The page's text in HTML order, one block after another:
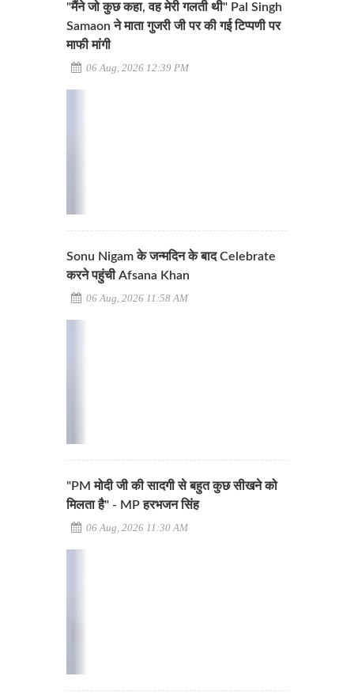
"मैंने जो कुछ कहा, वह मेरी गलती थी" Pal Singh
Samaon ने माता गुजरी जी पर की गई टिप्पणी पर
माफी मांगी
06 Aug, 2026 12:39 PM
Sonu Nigam के जन्मदिन के बाद Celebrate
करने पहुंची Afsana Khan
06 Aug, 2026 11:58 AM
"PM मोदी जी की सादगी से बहुत कुछ सीखने को
मिलता है" - MP हरभजन सिंह
06 Aug, 2026 11:30 AM